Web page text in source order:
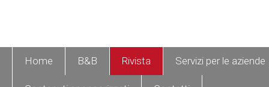
Home B&B Rivista Servizi per le aziende